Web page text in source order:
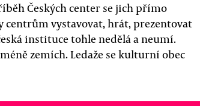
Českých center se jich přímo
centrům vystavovat, hrát, prezentovat
instituce tohle nedělá a neumí.
zemích. Ledaže se kulturní obec